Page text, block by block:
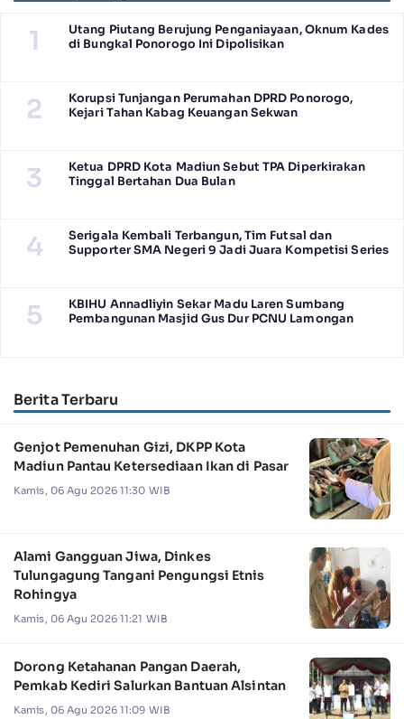
1
Utang Piutang Berujung Penganiayaan, Oknum Kades
di Bungkal Ponorogo Ini Dipolisikan
2
Korupsi Tunjangan Perumahan DPRD Ponorogo,
Kejari Tahan Kabag Keuangan Sekwan
3
Ketua DPRD Kota Madiun Sebut TPA Diperkirakan
Tinggal Bertahan Dua Bulan
4
Serigala Kembali Terbangun, Tim Futsal dan
Supporter SMA Negeri 9 Jadi Juara Kompetisi Series
5
KBIHU Annadliyin Sekar Madu Laren Sumbang
Pembangunan Masjid Gus Dur PCNU Lamongan
Berita Terbaru
Genjot Pemenuhan Gizi, DKPP Kota
Madiun Pantau Ketersediaan Ikan di Pasar
Kamis, 06 Agu 2026 11:30 WIB
Alami Gangguan Jiwa, Dinkes
Tulungagung Tangani Pengungsi Etnis
Rohingya
Kamis, 06 Agu 2026 11:21 WIB
Dorong Ketahanan Pangan Daerah,
Pemkab Kediri Salurkan Bantuan Alsintan
Kamis, 06 Agu 2026 11:09 WIB